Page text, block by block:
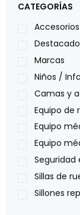
Leggero
Lumex
Medical
Nidek
Oxiplus
Philips
Pride
Roho
Sillas de
Stealth
Xiehe
CATEGORÍAS
Accesorios
Marcas
Niños /
Camas y
Equipo de
Equipo
Equipo
Seguridad
Sillas de
Sillones